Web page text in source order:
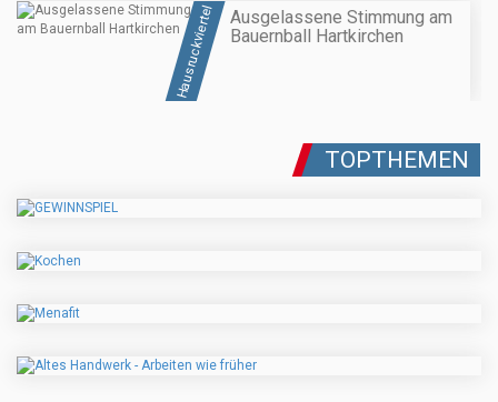
Hausruckviertel
Ausgelassene Stimmung am
Bauernball Hartkirchen
TOPTHEMEN